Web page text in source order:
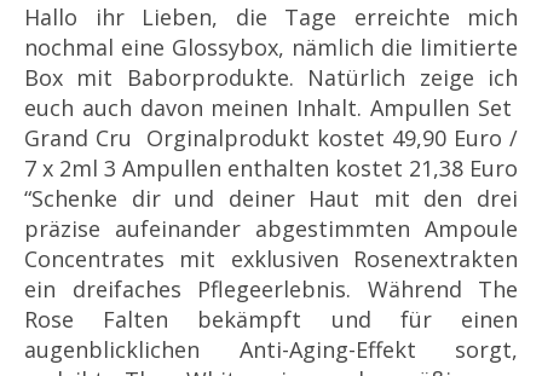
Hallo ihr Lieben, die Tage erreichte mich
nochmal eine Glossybox, nämlich die limitierte
Box mit Baborprodukte. Natürlich zeige ich
euch auch davon meinen Inhalt. Ampullen Set
Grand Cru Orginalprodukt kostet 49,90 Euro /
7 x 2ml 3 Ampullen enthalten kostet 21,38 Euro
“Schenke dir und deiner Haut mit den drei
präzise aufeinander abgestimmten Ampoule
Concentrates mit exklusiven Rosenextrakten
ein dreifaches Pflegeerlebnis. Während The
Rose Falten bekämpft und für einen
augenblicklichen Anti-Aging-Effekt sorgt,